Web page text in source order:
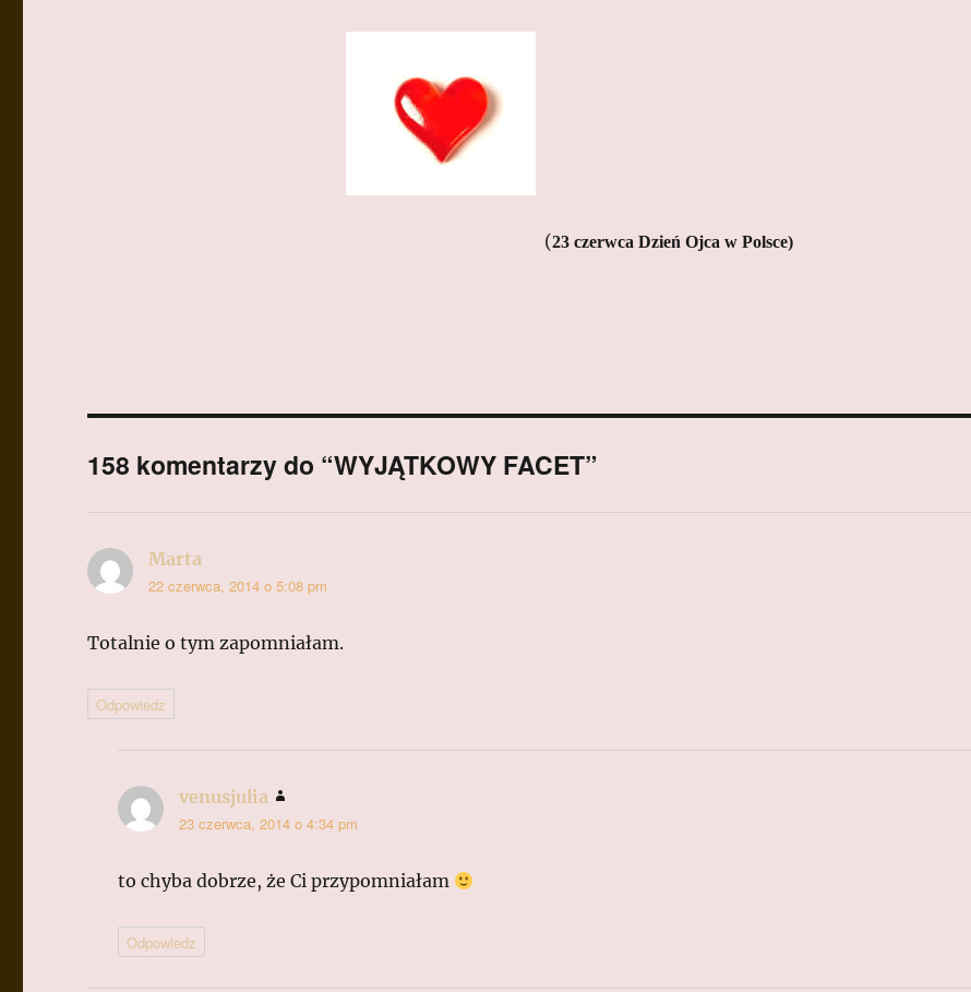
(23 czerwca Dzień Ojca w Polsce)
158 komentarzy do “WYJĄTKOWY FACET”
Marta
22 czerwca, 2014 o 5:08 pm
Totalnie o tym zapomniałam.
Odpowiedz
venusjulia
23 czerwca, 2014 o 4:34 pm
to chyba dobrze, że Ci przypomniałam
Odpowiedz